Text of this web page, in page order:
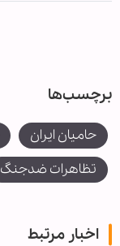
برچسب‌ها
حامیان ایران
تظاهرات ضدجنگ
اخبار مرتبط